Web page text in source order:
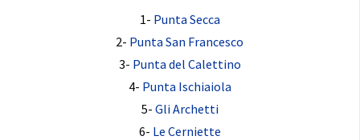
1- Punta Secca
2- Punta San Francesco
3- Punta del Calettino
4- Punta Ischiaiola
5- Gli Archetti
6- Le Cerniette